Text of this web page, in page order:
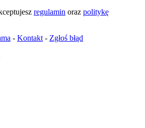
regulamin oraz politykę
- Kontakt - Zgłoś błąd